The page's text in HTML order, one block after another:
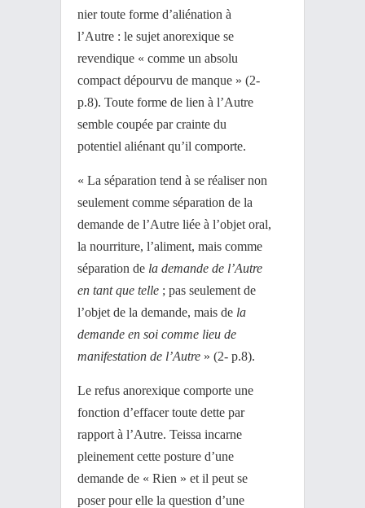
nier toute forme d’aliénation à
l’Autre : le sujet anorexique se
revendique « comme un absolu
compact dépourvu de manque » (2-
p.8). Toute forme de lien à l’Autre
semble coupée par crainte du
potentiel aliénant qu’il comporte.
« La séparation tend à se réaliser non
seulement comme séparation de la
demande de l’Autre liée à l’objet oral,
la nourriture, l’aliment, mais comme
séparation de la demande de l’Autre
en tant que telle ; pas seulement de
l’objet de la demande, mais de la
demande en soi comme lieu de
manifestation de l’Autre » (2- p.8).
Le refus anorexique comporte une
fonction d’effacer toute dette par
rapport à l’Autre. Teissa incarne
pleinement cette posture d’une
demande de « Rien » et il peut se
poser pour elle la question d’une